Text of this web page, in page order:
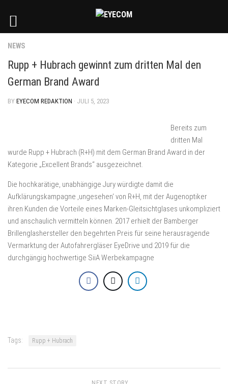
NEWS
Rupp + Hubrach gewinnt zum dritten Mal den
German Brand Award
BY EYECOM REDAKTION · JULI 5, 2023
Bereits zum
dritten Mal
wurde Rupp + Hubrach (R+H) mit dem German Brand Award in der
Kategorie „Excellent Brands“ ausgezeichnet.
Die hochkarätige, unabhängige Jury würdigte damit die
Aufklärungskampagne ‚ungesehen‘ von R+H, mit der Augenoptiker
ihren Kunden die Vorteile eines Marken-Gleitsichtglases unkompliziert
und anschaulich vermitteln können. 2017 erhielt der Bamberger
Brillenglashersteller den begehrten Preis für seine herausragende
Vermarktung der Autofahrergläser EyeDrive und 2019 für die
durchgängig hochwertige SiiA Werbekampagne
Tags: Rupp + Hubrach